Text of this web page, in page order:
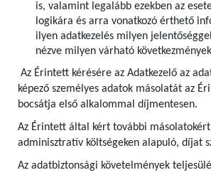
is, valamint legalább ezekben az
logikára és arra vonatkozó érthető
ilyen adatkezelés milyen
nézve milyen várható
Az Érintett kérésére az Adatkezelő az
képező személyes adatok másolatát az
bocsátja első alkalommal díjmentesen.
Az Érintett által kért további másolatokért
adminisztratív költségeken alapuló, díjat
Az adatbiztonsági követelmények